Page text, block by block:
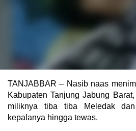
TANJABBAR – Nasib naas
Kabupaten Tanjung Jabung
miliknya tiba tiba Meledak
kepalanya hingga tewas.